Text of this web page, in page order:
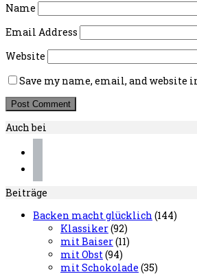
Name
Email Address
Website
Save my name, email, and
Auch bei
Beiträge
Backen macht glücklich (144)
Klassiker(92)
mit Baiser(11)
mit Obst (94)
mit Schokolade (35)